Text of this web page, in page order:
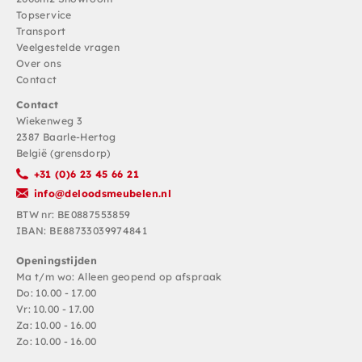
Topservice
Transport
Veelgestelde vragen
Over ons
Contact
Contact
Wiekenweg 3
2387 Baarle-Hertog
België (grensdorp)
+31 (0)6 23 45 66 21
info@deloodsmeubelen.nl
BTW nr: BE0887553859
IBAN: BE88733039974841
Openingstijden
Ma t/m wo: Alleen geopend op afspraak
Do: 10.00 - 17.00
Vr: 10.00 - 17.00
Za: 10.00 - 16.00
Zo: 10.00 - 16.00